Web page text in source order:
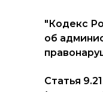
Статья
"Кодекс
об